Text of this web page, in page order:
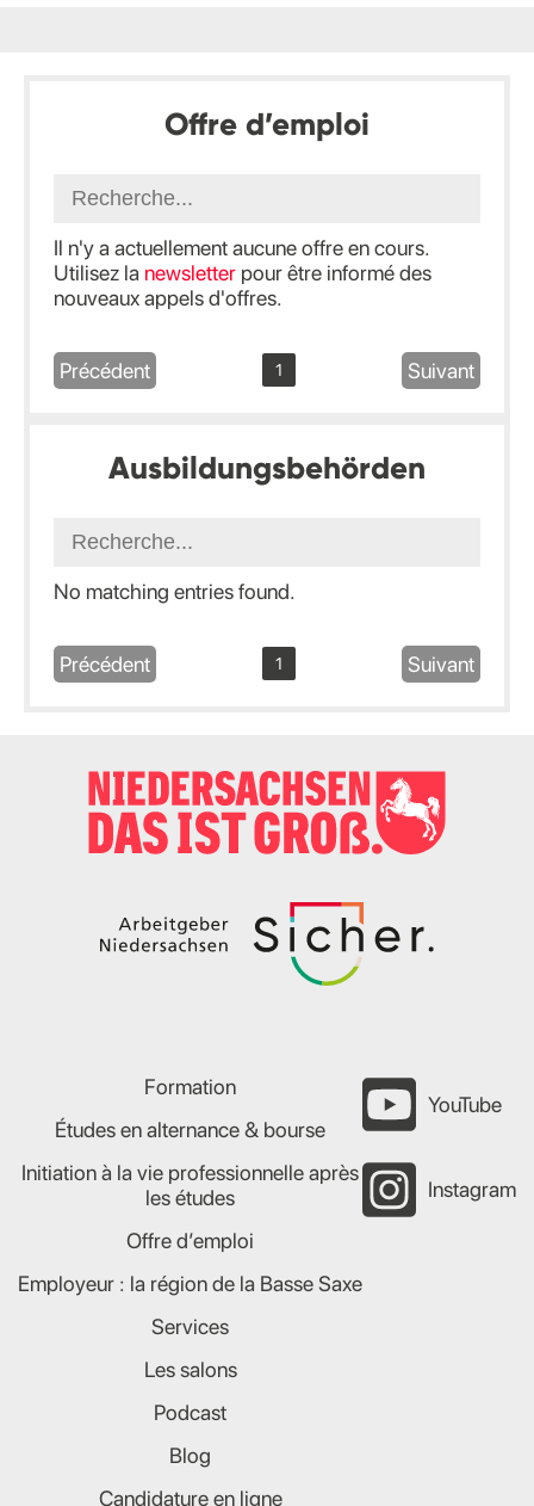
Offre d’emploi
Il n'y a actuellement aucune offre en cours.
Utilisez la newsletter pour être informé des
nouveaux appels d'offres.
Précédent 1 Suivant
Ausbildungsbehörden
No matching entries found.
Précédent 1 Suivant
Formation
Études en alternance & bourse
Initiation à la vie professionnelle après
les études
Offre d’emploi
Employeur : la région de la Basse Saxe
Services
Les salons
Podcast
Blog
Candidature en ligne
YouTube
Instagram